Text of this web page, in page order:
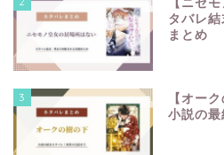
【ニセ
タバレ
まとめ
3
【オー
小説の